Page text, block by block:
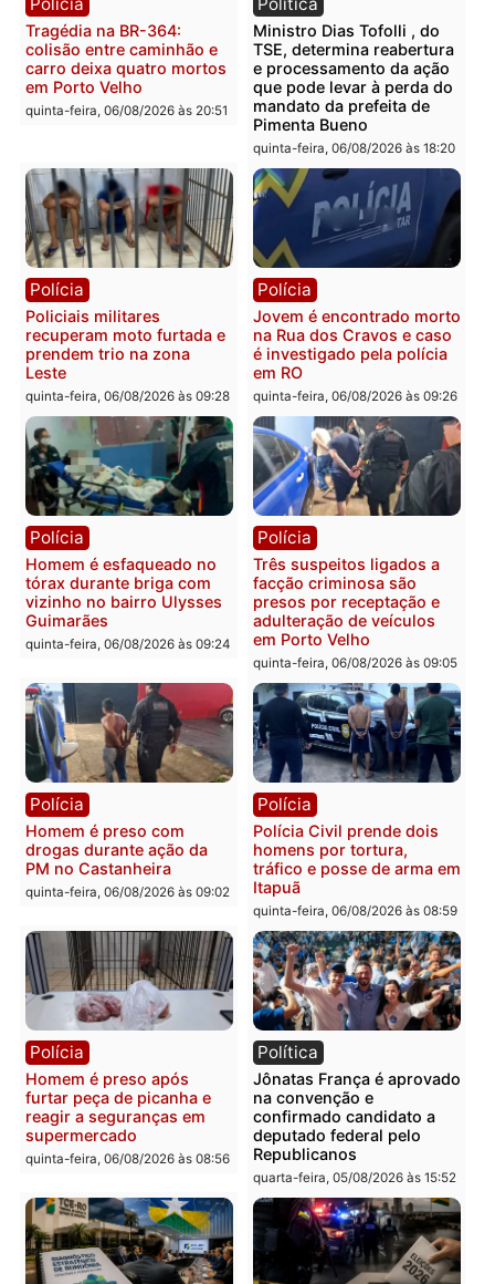
Você também vai querer ler...
Polícia
Tragédia na BR-364:
colisão entre caminhão e
carro deixa quatro mortos
em Porto Velho
quinta-feira, 06/08/2026 às 20:51
Política
Ministro Dias Tofolli , do
TSE, determina
e processamento da
que pode levar à perda
mandato da prefeita de
Pimenta Bueno
quinta-feira, 06/08/2026 às
Polícia
Policiais militares
recuperam moto furtada e
prendem trio na zona
Leste
quinta-feira, 06/08/2026 às 09:28
Polícia
Jovem é encontrado
na Rua dos Cravos e
é investigado pela
em RO
quinta-feira, 06/08/2026 às
Polícia
Homem é esfaqueado no
tórax durante briga com
Guimarães
quinta-feira, 06/08/2026 às 09:24
Polícia
Três suspeitos ligados a
facção criminosa são
presos por receptação e
adulteração de veículos
em Porto Velho
quinta-feira, 06/08/2026 às
Polícia
Homem é preso com
PM no Castanheira
quinta-feira, 06/08/2026 às 09:02
Polícia
Polícia Civil prende dois
homens por tortura,
tráfico e posse de arma
Itapuã
quinta-feira, 06/08/2026 às